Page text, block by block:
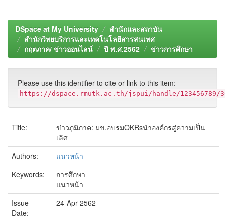
DSpace at My University
สำนักและสถาบัน
สำนักวิทยบริการและเทคโนโลยีสารสนเทศ
กฤตภาค/ ข่าวออนไลน์
ปี พ.ศ.2562 ข่าวการศึกษา
Please use this identifier to cite or link to this item:
https://dspace.rmutk.ac.th/jspui/handle/123456789/
Title:
ข่าวภูมิภาค: มข.อบรมOKRsนำองค์กรสู่ความเป็น
เลิศ
Authors:
แนวหน้า
Keywords:
การศึกษา
แนวหน้า
Issue
Date:
24-Apr-2562